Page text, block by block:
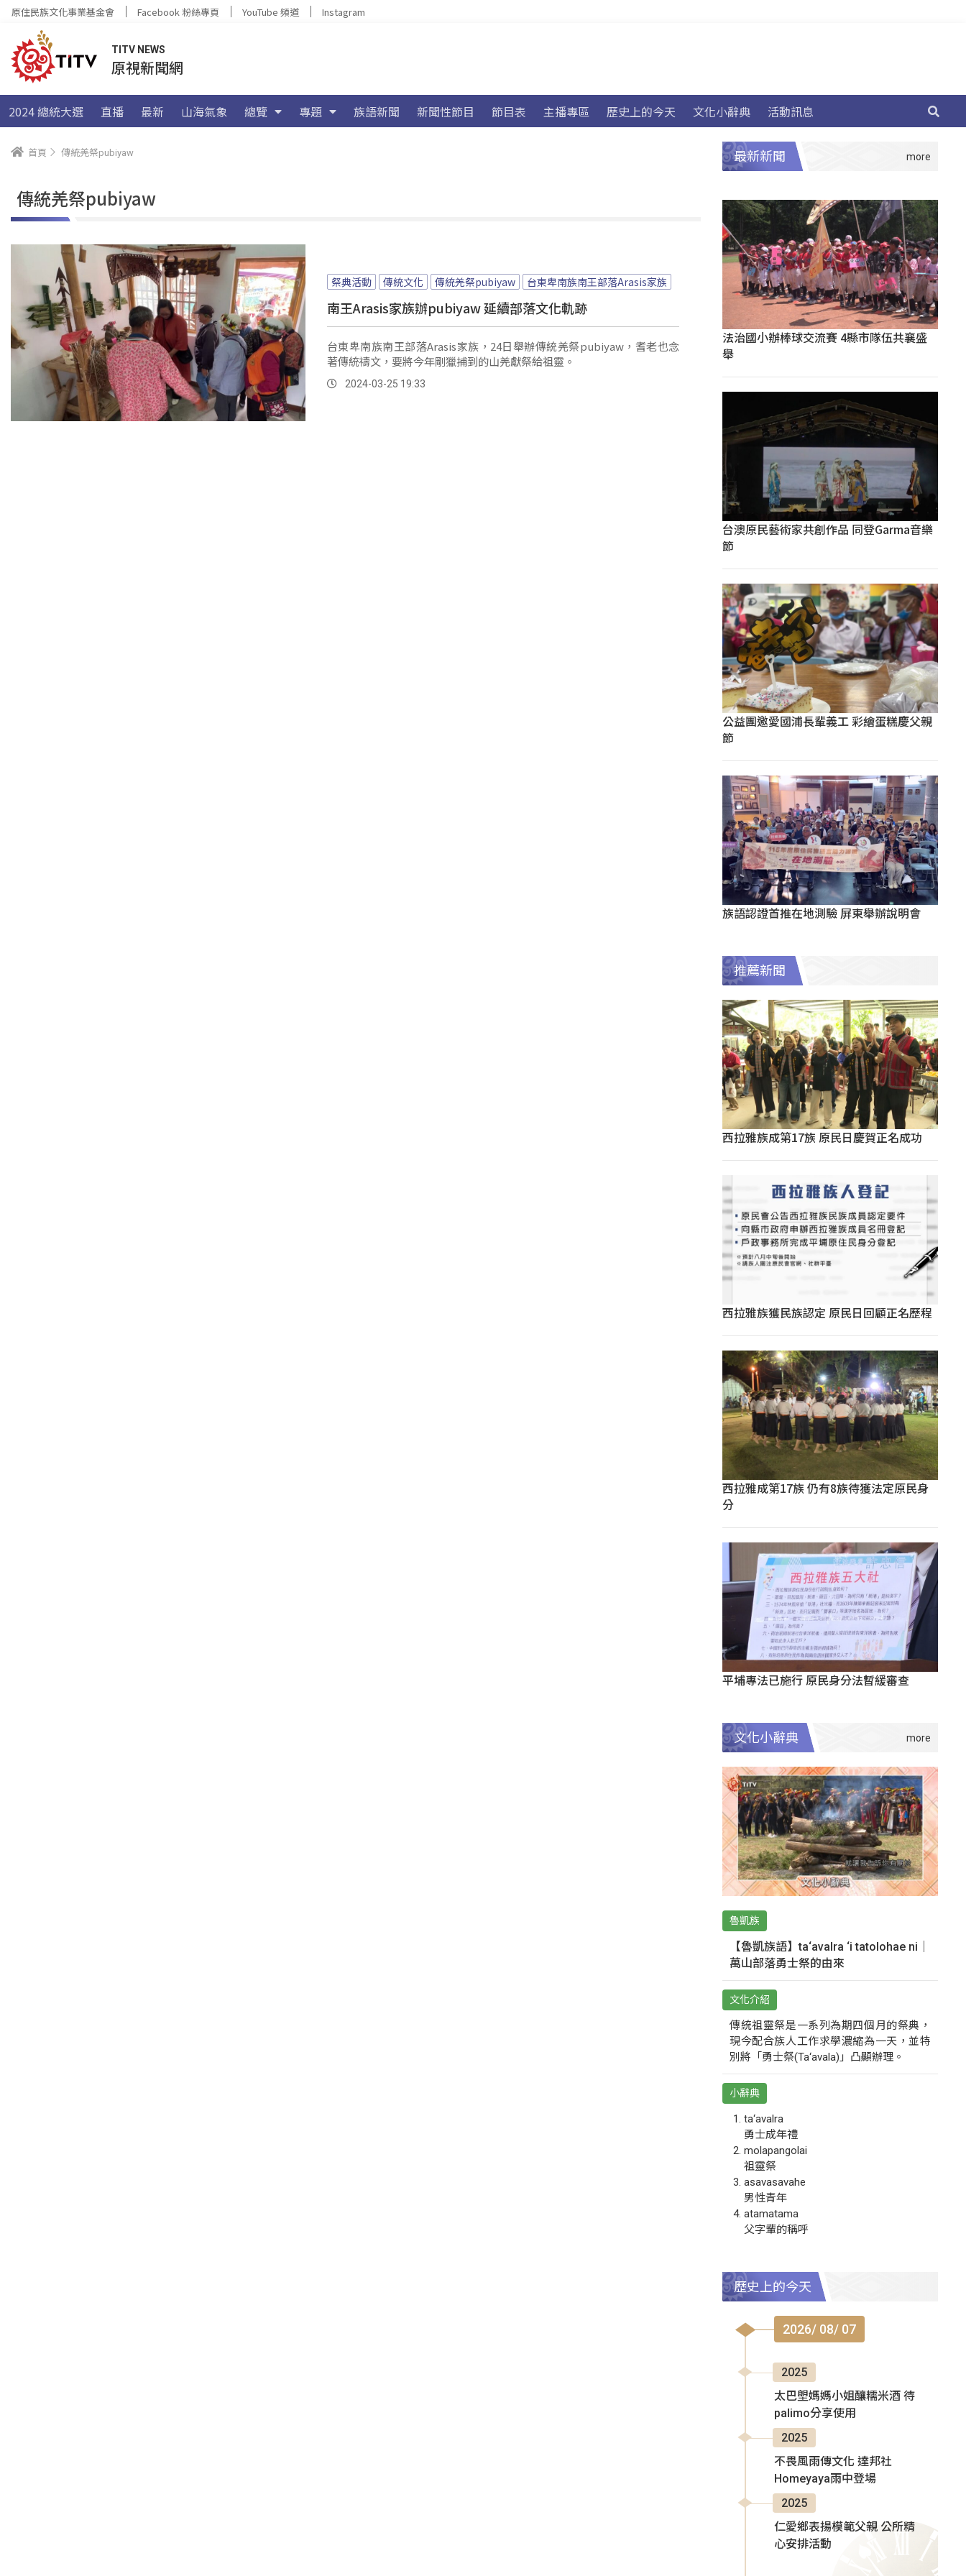
原住民族文化事業基金會 Facebook 粉絲專頁 YouTube 頻道 Instagram
TITV NEWS
原視新聞網
2024 總統大選 直播 最新 山海氣象 總覽 專題 族語新聞 新聞性節目 節目表 主播專區 歷史上的今天 文化小辭典 活動訊息
首頁 傳統羌祭pubiyaw
傳統羌祭pubiyaw
祭典活動 傳統文化 傳統羌祭pubiyaw 台東卑南族南王部落Arasis家族
南王Arasis家族辦pubiyaw 延續部落文化軌跡
台東卑南族南王部落Arasis家族，24日舉辦傳統羌祭pubiyaw，耆老也念
著傳統禱文，要將今年剛獵捕到的山羌獻祭給祖靈。
2024-03-25 19:33
最新新聞
法治國小辦棒球交流賽 4縣市隊伍共襄盛
舉
台澳原民藝術家共創作品 同登Garma音樂
節
公益團邀愛國浦長輩義工 彩繪蛋糕慶父親
節
族語認證首推在地測驗 屏東舉辦說明會
推薦新聞
西拉雅族成第17族 原民日慶賀正名成功
西拉雅族獲民族認定 原民日回顧正名歷程
西拉雅成第17族 仍有8族待獲法定原民身
分
平埔專法已施行 原民身分法暫緩審查
文化小辭典
魯凱族
【魯凱族語】ta‘avalra ‘i tatolohae ni｜
萬山部落勇士祭的由來
文化介紹
傳統祖靈祭是一系列為期四個月的祭典，
現今配合族人工作求學濃縮為一天，並特
別將「勇士祭(Ta‘avala)」凸顯辦理。
小辭典
ta‘avalra
勇士成年禮
molapangolai
祖靈祭
asavasavahe
男性青年
atamatama
父字輩的稱呼
歷史上的今天
2026/ 08/ 07
2025
太巴塱媽媽小姐釀糯米酒 待
palimo分享使用
2025
不畏風雨傳文化 達邦社
Homeyaya雨中登場
2025
仁愛鄉表揚模範父親 公所精
心安排活動